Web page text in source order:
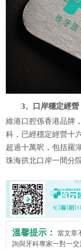
3、口岸穩定經營
維港口腔係香港品牌
科，已經穩定經營十
超過十萬呎，包括羅
珠海拱北口岸一間分
溫馨提示：
當文章
詢與牙科專家一對一交